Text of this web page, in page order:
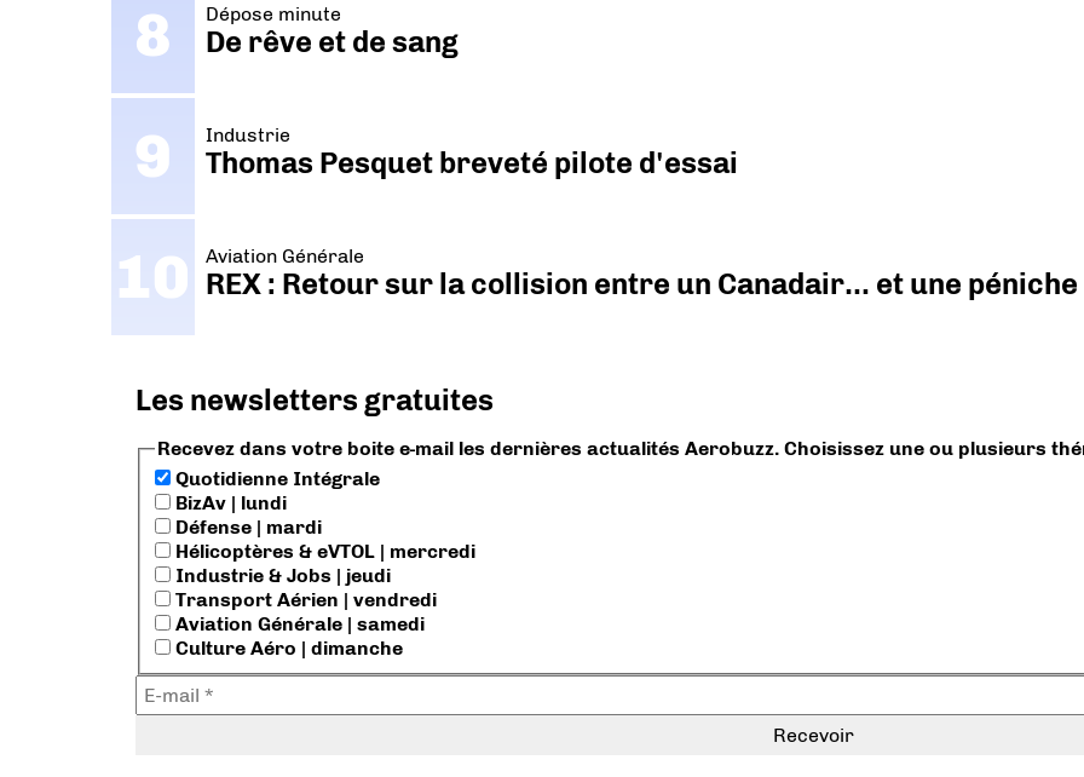
Dépose minute
De rêve et de sang
Industrie
Thomas Pesquet breveté pilote d'essai
Aviation Générale
REX : Retour sur la collision entre un Canadair… et une péniche
Les newsletters gratuites
Recevez dans votre boite e-mail les dernières actualités Aerobuzz. Choisissez une ou plusieurs
Quotidienne Intégrale
BizAv | lundi
Défense | mardi
Hélicoptères & eVTOL | mercredi
Industrie & Jobs | jeudi
Transport Aérien | vendredi
Aviation Générale | samedi
Culture Aéro | dimanche